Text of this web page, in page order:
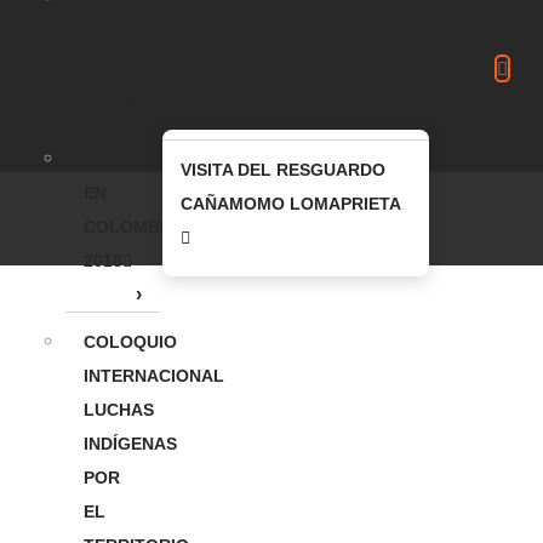
VISITA DEL RESGUARDO
CAÑAMOMO LOMAPRIETA
COLOQUIO
INTERNACIONAL
LUCHAS
INDÍGENAS
POR
EL